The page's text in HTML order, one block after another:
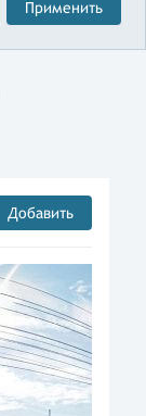
Добавить